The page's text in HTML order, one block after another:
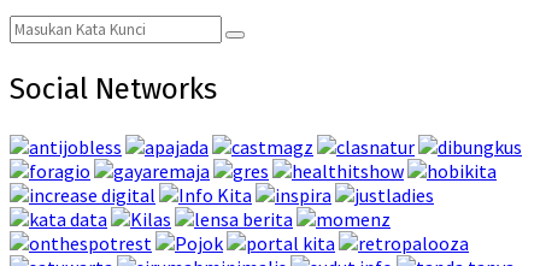
Search
for:
Search
Social Networks